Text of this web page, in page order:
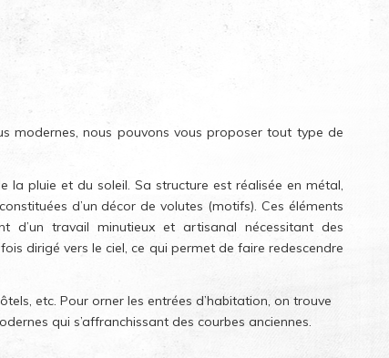
modernes, nous pouvons vous proposer tout type de
pluie et du soleil. Sa structure est réalisée en métal,
d’un décor de volutes (motifs). Ces éléments
d’un travail minutieux et artisanal nécessitant des
dirigé vers le ciel, ce qui permet de faire redescendre
etc. Pour orner les entrées d’habitation, on trouve
qui s’affranchissant des courbes anciennes.